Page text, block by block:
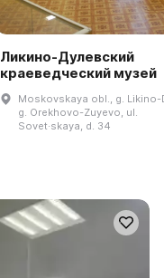
Ликино-Дулевский
краеведческий музей
Moskovskaya obl., g. Likino-
g. Orekhovo-Zuyevo, ul.
Sovet·skaya, d. 34